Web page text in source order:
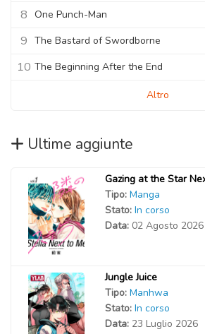
8 One Punch-Man
9 The Bastard of Swordborne
10 The Beginning After the End
Altro
Ultime aggiunte
Gazing at the Star
Tipo: Manga
Stato: In corso
Data: 02 Agosto 2026
Jungle Juice
Tipo: Manhwa
Stato: In corso
Data: 23 Luglio 2026